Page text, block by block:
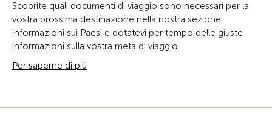
Scoprite quali documenti di viaggio sono necessari per la
vostra prossima destinazione nella nostra sezione
informazioni sui Paesi e dotatevi per tempo delle giuste
informazioni sulla vostra meta di viaggio.
Per saperne di più